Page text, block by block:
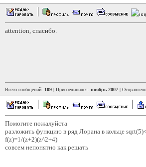
attention, спасибо.
Всего сообщений: 109 | Присоединился: ноябрь 2007 |
Помогите пожалуйста
разложить функцию в ряд Лорана в кольце
f(z)=1/(z+2)(z^2+4)
совсем непонятно как решать